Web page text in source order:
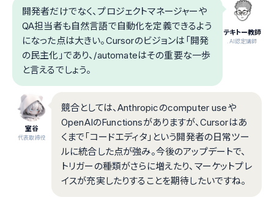
テキトー教師
.AI認定講師
開発者だけでなく、プロジェクトマネージャーや
QA担当者も自然言語で自動化を定義できるよう
になった点は大きい。Cursorのビジョンは「開発
の民主化」であり、/automateはその重要な一歩
と言えるでしょう。
室谷
代表取締役
競合としては、Anthropicのcomputer useや
OpenAIのFunctionsがありますが、Cursorはあ
くまで「コードエディタ」という開発者の日常ツー
ルに統合した点が強み。今後のアップデートで、
トリガーの種類がさらに増えたり、マーケットプレ
イスが充実したりすることを期待したいですね。